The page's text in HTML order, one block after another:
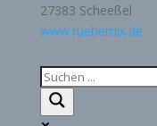
27383 Scheeßel
www.ruebemix.de